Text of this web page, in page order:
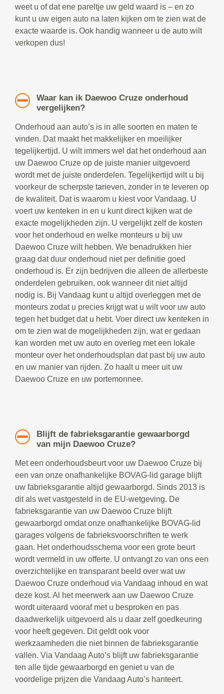
weet u of dat ene pareltje uw geld waard is – en zo
kunt u uw eigen auto na laten kijken om te zien wat de
exacte waarde is. Ook handig wanneer u de auto wilt
verkopen dus!
Waar kan ik Daewoo Cruze onderhoud
vergelijken?
Onderhoud aan auto’s is in alle soorten en maten te
vinden. Dat maakt het makkelijker en moeilijker
tegelijkertijd. U wilt immers wel dat het onderhoud aan
uw Daewoo Cruze op de juiste manier uitgevoerd
wordt met de juiste onderdelen. Tegelijkertijd wilt u bij
voorkeur de scherpste tarieven, zonder in te leveren op
de kwaliteit. Dat is waarom u kiest voor Vandaag. U
voert uw kenteken in en u kunt direct kijken wat de
exacte mogelijkheden zijn. U vergelijkt zelf de kosten
voor het onderhoud en welke monteurs u bij uw
Daewoo Cruze wilt hebben. We benadrukken hier
graag dat duur onderhoud niet per definitie goed
onderhoud is. Er zijn bedrijven die alleen de allerbeste
onderdelen gebruiken, ook wanneer dit niet altijd
nodig is. Bij Vandaag kunt u altijd overleggen met de
monteurs zodat u precies krijgt wat u wilt voor uw auto
tegen het budget dat u hebt. Voer direct uw kenteken in
om te zien wat de mogelijkheden zijn, wat er gedaan
kan worden met uw auto en overleg met een lokale
monteur over het onderhoudsplan dat past bij uw auto
en uw manier van rijden. Zo haalt u meer uit uw
Daewoo Cruze en uw portemonnee.
Blijft de fabrieksgarantie gewaarborgd
van mijn Daewoo Cruze?
Met een onderhoudsbeurt voor uw Daewoo Cruze bij
een van onze onafhankelijke BOVAG-lid garage blijft
uw fabrieksgarantie altijd gewaarborgd. Sinds 2013 is
dit als wet vastgesteld in de EU-wetgeving. De
fabrieksgarantie van uw Daewoo Cruze blijft
gewaarborgd omdat onze onafhankelijke BOVAG-lid
garages volgens de fabrieksvoorschriften te werk
gaan. Het onderhoudsschema voor een grote beurt
wordt vermeld in uw offerte. U ontvangt zo van ons een
overzichtelijke en transparant beeld over wat uw
Daewoo Cruze onderhoud via Vandaag inhoud en wat
deze kost. Al het meerwerk aan uw Daewoo Cruze
wordt uiteraard vooraf met u besproken en pas
daadwerkelijk uitgevoerd als u daar zelf goedkeuring
voor heeft gegeven. Dit geldt ook voor
werkzaamheden die niet binnen de fabrieksgarantie
vallen. Via Vandaag Auto’s blijft uw fabrieksgarantie
ten alle tijde gewaarborgd en geniet u van de
voordelige prijzen die Vandaag Auto’s hanteert.